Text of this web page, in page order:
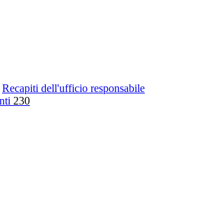
Recapiti dell'ufficio responsabile
230